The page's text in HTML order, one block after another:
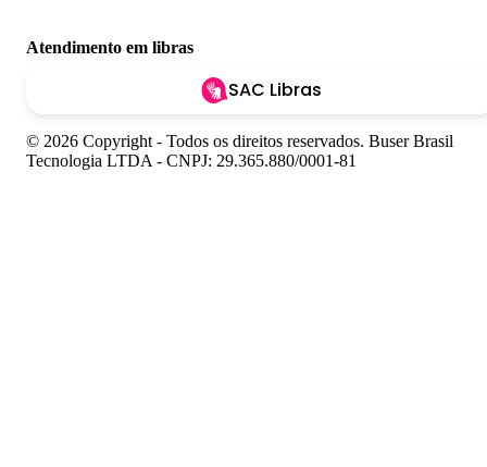
Atendimento em libras
SAC Libras
© 2026 Copyright - Todos os direitos reservados. Buser Brasil
Tecnologia LTDA - CNPJ: 29.365.880/0001-81